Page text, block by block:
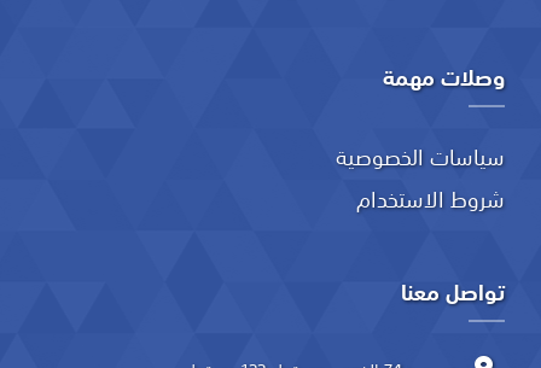
وصلات مهمة
سياسات الخصوصية
شروط الاستخدام
تواصل معنا